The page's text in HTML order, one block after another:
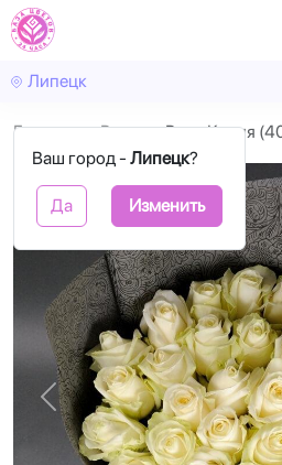
Липецк
Ваш город - Липецк?
Да Изменить
Главная Розы Розы Кения
Назад